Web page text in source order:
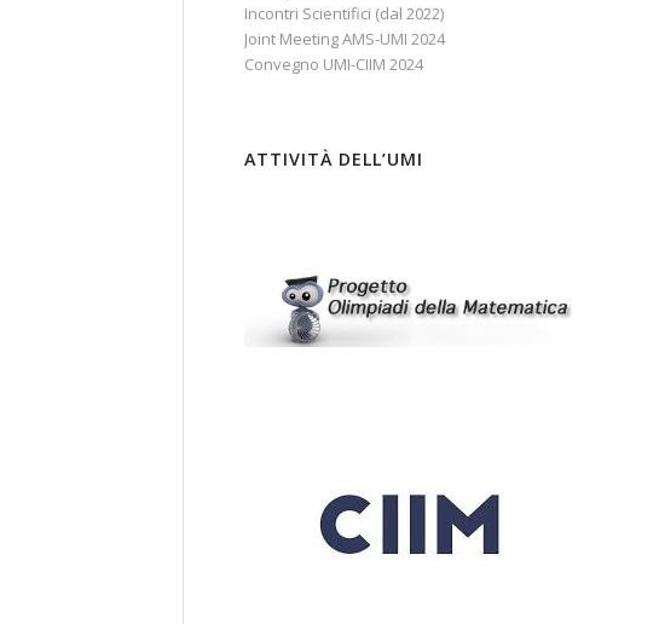
Incontri Scientifici (dal 2022)
Joint Meeting AMS-UMI 2024
Convegno UMI-CIIM 2024
ATTIVITÀ DELL’UMI